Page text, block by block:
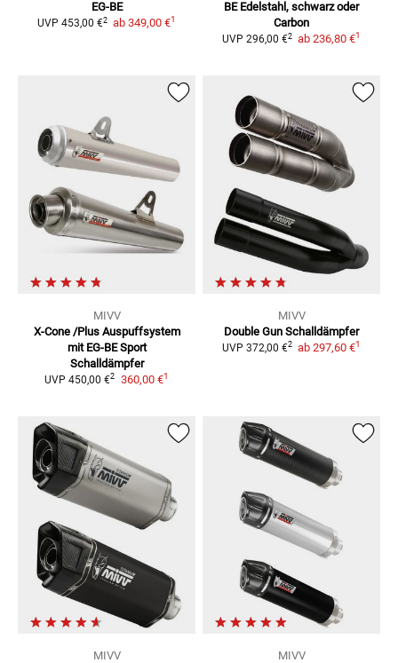
EG-BE
UVP 453,00 €2 ab 349,00 €1
BE Edelstahl, schwarz oder
Carbon
UVP 296,00 €2 ab 236,80 €1
MIVV
X-Cone /Plus Auspuffsystem
mit EG-BE Sport
Schalldämpfer
UVP 450,00 €2 360,00 €1
MIVV
Double Gun Schalldämpfer
UVP 372,00 €2 ab 297,60 €1
MIVV
MIVV